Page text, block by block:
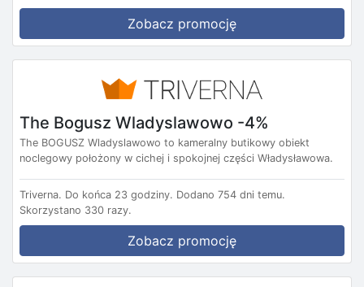
Zobacz promocję
The Bogusz Wladyslawowo -4%
The BOGUSZ Wladyslawowo to kameralny butikowy obiekt
noclegowy położony w cichej i spokojnej części Władysławowa.
Triverna. Do końca 23 godziny. Dodano 754 dni temu.
Skorzystano 330 razy.
Zobacz promocję